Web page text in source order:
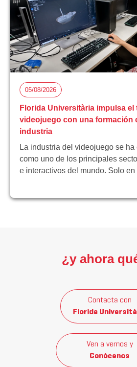
05/08/2026
Florida Universitària impulsa el
videojuego con una formación
industria
La industria del videojuego se
como uno de los principales
e interactivos del mundo. Solo
¿y ahora
Contacta con
Florida
Ven a vernos y
Conócenos